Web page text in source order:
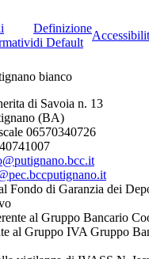
Definizione
di Default
di Savoia n. 13
(BA)
06570340726
Fondo di Garanzia dei
al Gruppo Bancario
al Gruppo IVA Gruppo